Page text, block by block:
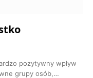
pozytywny wpływ
grupy osób,…